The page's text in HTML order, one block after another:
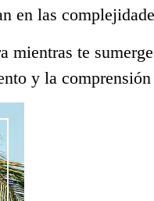
en las
te
y la